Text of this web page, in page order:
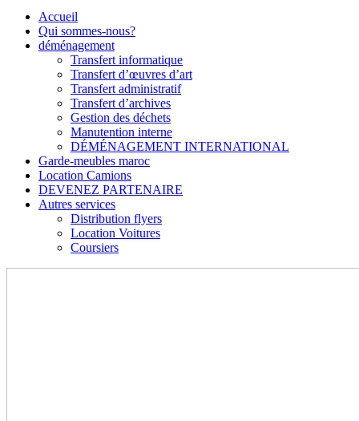
Accueil
Qui sommes-nous?
déménagement
Transfert informatique
Transfert d’œuvres d’art
Transfert administratif
Transfert d’archives
Gestion des déchets
Manutention interne
DÉMÉNAGEMENT INTERNATIONAL
Garde-meubles maroc
Location Camions
DEVENEZ PARTENAIRE
Autres services
Distribution flyers
Location Voitures
Coursiers